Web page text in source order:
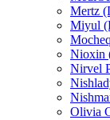
Mertz
Miyul
Nirvel
Olivia